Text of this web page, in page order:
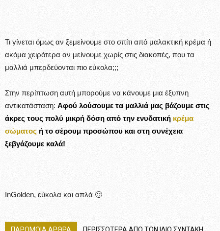
Τι γίνεται όμως αν ξεμείνουμε στο σπίτι από μαλακτική κρέμα ή
ακόμα χειρότερα αν μείνουμε χωρίς στις διακοπές, που τα
μαλλιά μπερδεύονται πιο εύκολα;;;
Στην περίπτωση αυτή μπορούμε να κάνουμε μια έξυπνη
αντικατάσταση: Αφού λούσουμε τα μαλλιά μας βάζουμε στις
άκρες τους πολύ μικρή δόση από την ενυδατική κρέμα
σώματος ή το σέρουμ προσώπου και στη συνέχεια
ξεβγάζουμε καλά!
InGolden, εύκολα και απλά 🙂
ΠΑΡΟΜΟΙΑ ΑΡΘΡΑ ΠΕΡΙΣΣΟΤΕΡΑ ΑΠΟ ΤΟΝ ΙΔΙΟ ΣΥΝΤΑΚΗ